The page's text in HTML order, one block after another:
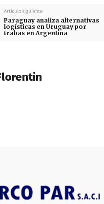
Artículo siguiente
Paraguay analiza alternativas
logísticas en Uruguay por
trabas en Argentina